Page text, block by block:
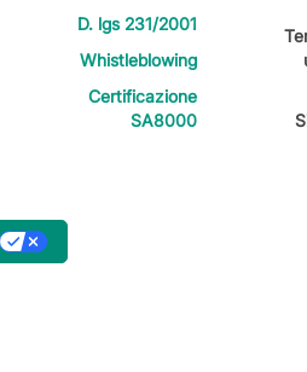
D. lgs 231/2001
Whistleblowing
Certificazione
SA8000